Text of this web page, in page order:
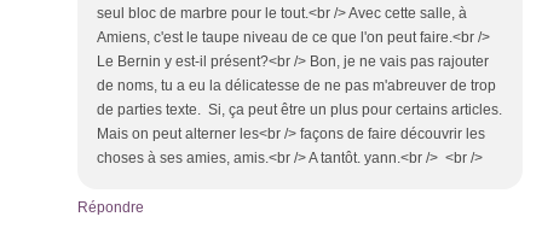
seul bloc de marbre pour le tout.<br /> Avec cette salle, à
Amiens, c'est le taupe niveau de ce que l'on peut faire.<br />
Le Bernin y est-il présent?<br /> Bon, je ne vais pas rajouter
de noms, tu a eu la délicatesse de ne pas m'abreuver de trop
de parties texte. Si, ça peut être un plus pour certains articles.
Mais on peut alterner les<br /> façons de faire découvrir les
choses à ses amies, amis.<br /> A tantôt. yann.<br /> <br />
Répondre